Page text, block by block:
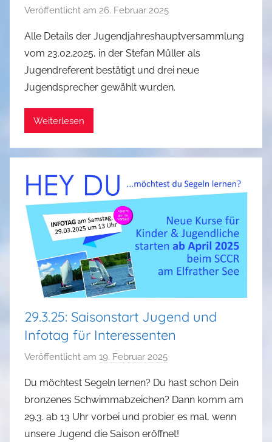
Veröffentlicht am 26. Februar 2025
n
a
d
m
Alle Details der Jugendjahreshauptversammlung
vom 23.02.2025, in der Stefan Müller als
Jugendreferent bestätigt und drei neue
Jugendsprecher gewählt wurden.
Weiterlesen
29.3.25: Saisonstart Jugend und
Infotag für Interessenten
Veröffentlicht am 19. Februar 2025
n
d
m
Du möchtest Segeln lernen? Du hast schon Dein
bronzenes Schwimmabzeichen? Dann komm am
29.3. ab 13 Uhr vorbei und probier es mal, wenn
unsere Jugend die Saison eröffnet!